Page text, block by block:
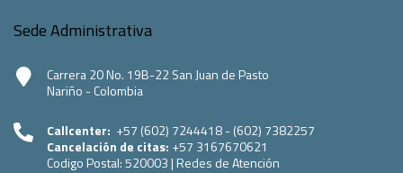
Sede Administrativa
Carrera 20 No. 19B-22 San Juan de Pasto
Nariño - Colombia
Callcenter: +57 (602) 7244418 - (602) 7382257
Cancelación de citas: +57 3167670621
Codigo Postal:520003 | Redes de Atención